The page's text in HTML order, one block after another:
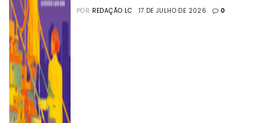
POR REDAÇÃO LC 17 DE JULHO DE 2026 0